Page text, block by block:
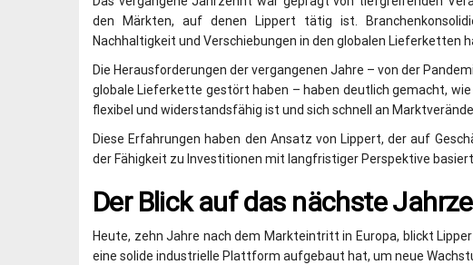
den Märkten, auf denen Lippert tätig ist.
Nachhaltigkeit und Verschiebungen in den globalen Lieferketten
Die Herausforderungen der vergangenen Jahre – von der
globale Lieferkette gestört haben – haben deutlich gemacht,
flexibel und widerstandsfähig ist und sich schnell an
Diese Erfahrungen haben den Ansatz von Lippert, der auf
der Fähigkeit zu Investitionen mit langfristiger Perspektive
Der Blick auf das nächste
Heute, zehn Jahre nach dem Markteintritt in Europa, blickt
eine solide industrielle Plattform aufgebaut hat, um neue